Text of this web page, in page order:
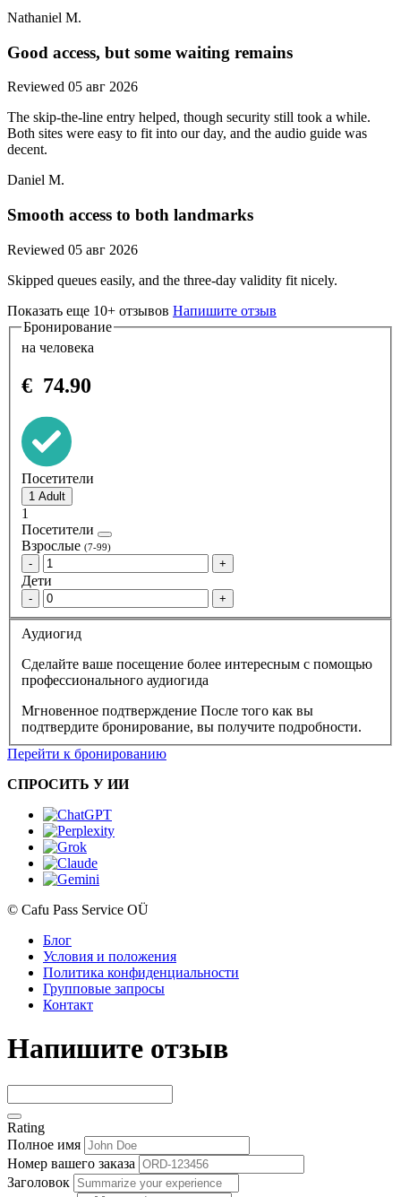
Nathaniel M.
Good access, but some waiting remains
Reviewed 05 авг 2026
The skip-the-line entry helped, though security still took a while.
Both sites were easy to fit into our day, and the audio guide was
decent.
Daniel M.
Smooth access to both landmarks
Reviewed 05 авг 2026
Skipped queues easily, and the three-day validity fit nicely.
Показать еще 10+ отзывов Напишите отзыв
Бронирование
на человека
€ 74.90
Посетители
1
Посетители
Взрослые (7-99)
- +
Дети
- +
Аудиогид
Сделайте ваше посещение более интересным с помощью
профессионального аудиогида
Мгновенное подтверждение После того как вы
подтвердите бронирование, вы получите подробности.
Перейти к бронированию
СПРОСИТЬ У ИИ
© Cafu Pass Service OÜ
Блог
Условия и положения
Политика конфиденциальности
Групповые запросы
Контакт
Напишите отзыв
Rating
Полное имя
Номер вашего заказа
Заголовок